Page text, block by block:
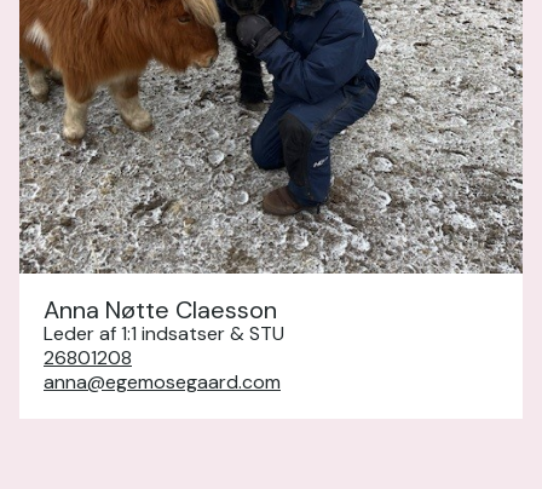
Anna Nøtte Claesson
Leder af 1:1 indsatser & STU
26801208
anna@egemosegaard.com